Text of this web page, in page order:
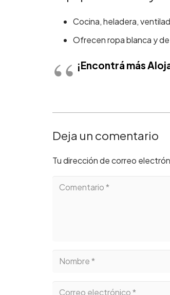
Cocina, heladera,
Ofrecen ropa blanca y
¡Encontrá más
Deja un comentario
Tu dirección de correo